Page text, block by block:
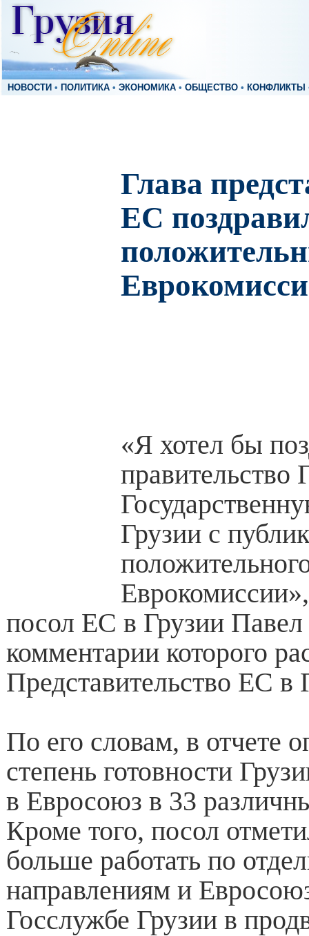
НОВОСТИ • ПОЛИТИКА • ЭКОНОМИКА • ОБЩЕСТВО • КОНФЛИКТЫ
Глава
ЕС
«Я хотел бы
правительство
Грузии с
посол ЕС в Грузии
комментарии которого
Представительство ЕС в
По его словам, в отчете
степень готовности
в Евросоюз в 33
Кроме того, посол
больше работать по
направлениям и
Госслужбе Грузии в